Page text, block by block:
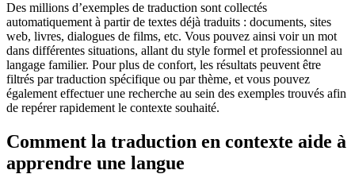
Des millions d’exemples de traduction sont collectés
automatiquement à partir de textes déjà traduits : documents, sites
web, livres, dialogues de films, etc. Vous pouvez ainsi voir un mot
dans différentes situations, allant du style formel et professionnel au
langage familier. Pour plus de confort, les résultats peuvent être
filtrés par traduction spécifique ou par thème, et vous pouvez
également effectuer une recherche au sein des exemples trouvés afin
de repérer rapidement le contexte souhaité.
Comment la traduction en contexte aide à
apprendre une langue